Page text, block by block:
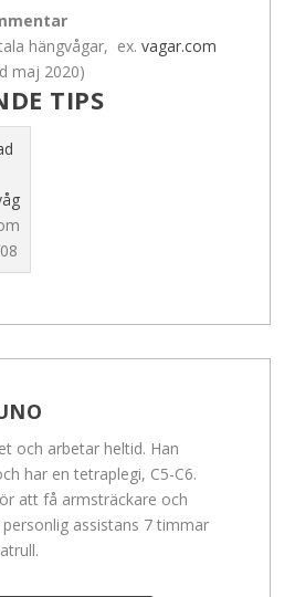
hängvågar, ex.vagar.com
maj 2020)
TIPS
och arbetar heltid. Han
har en tetraplegi, C5-C6.
att få armsträckare och
assistans 7 timmar